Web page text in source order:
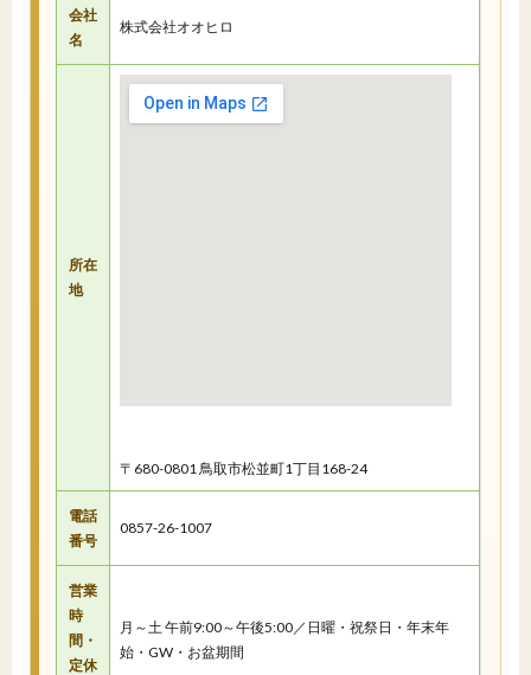
会社
名
株式会社オオヒロ
所在
地
〒680-0801 鳥取市松並町1丁目168-24
電話
番号
0857-26-1007
営業
時
間・
定休
月～土 午前9:00～午後5:00／日曜・祝祭日・年末年
始・GW・お盆期間